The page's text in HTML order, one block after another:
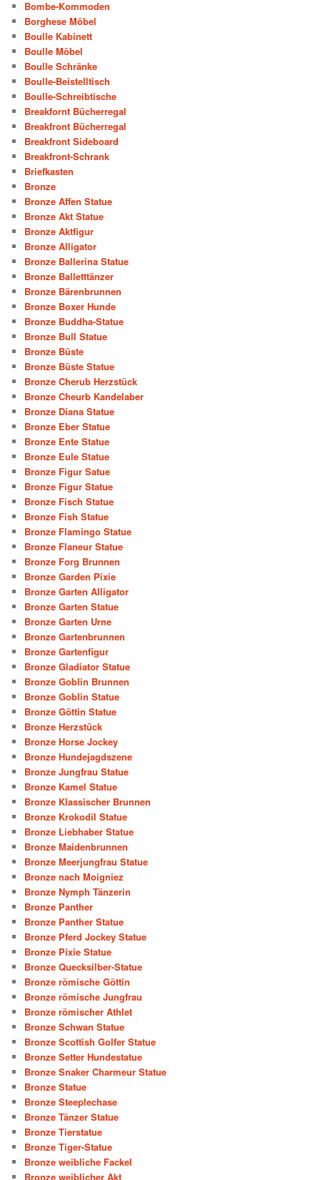
Bombe-Kommoden
Borghese Möbel
Boulle Kabinett
Boulle Möbel
Boulle Schränke
Boulle-Beistelltisch
Boulle-Schreibtische
Breakfornt Bücherregal
Breakfront Bücherregal
Breakfront Sideboard
Breakfront-Schrank
Briefkasten
Bronze
Bronze Affen Statue
Bronze Akt Statue
Bronze Aktfigur
Bronze Alligator
Bronze Ballerina Statue
Bronze Balletttänzer
Bronze Bärenbrunnen
Bronze Boxer Hunde
Bronze Buddha-Statue
Bronze Bull Statue
Bronze Büste
Bronze Büste Statue
Bronze Cherub Herzstück
Bronze Cheurb Kandelaber
Bronze Diana Statue
Bronze Eber Statue
Bronze Ente Statue
Bronze Eule Statue
Bronze Figur Satue
Bronze Figur Statue
Bronze Fisch Statue
Bronze Fish Statue
Bronze Flamingo Statue
Bronze Flaneur Statue
Bronze Forg Brunnen
Bronze Garden Pixie
Bronze Garten Alligator
Bronze Garten Statue
Bronze Garten Urne
Bronze Gartenbrunnen
Bronze Gartenfigur
Bronze Gladiator Statue
Bronze Goblin Brunnen
Bronze Goblin Statue
Bronze Göttin Statue
Bronze Herzstück
Bronze Horse Jockey
Bronze Hundejagdszene
Bronze Jungfrau Statue
Bronze Kamel Statue
Bronze Klassischer Brunnen
Bronze Krokodil Statue
Bronze Liebhaber Statue
Bronze Maidenbrunnen
Bronze Meerjungfrau Statue
Bronze nach Moigniez
Bronze Nymph Tänzerin
Bronze Panther
Bronze Panther Statue
Bronze Pferd Jockey Statue
Bronze Pixie Statue
Bronze Quecksilber-Statue
Bronze römische Göttin
Bronze römische Jungfrau
Bronze römischer Athlet
Bronze Schwan Statue
Bronze Scottish Golfer Statue
Bronze Setter Hundestatue
Bronze Snaker Charmeur Statue
Bronze Statue
Bronze Steeplechase
Bronze Tänzer Statue
Bronze Tierstatue
Bronze Tiger-Statue
Bronze weibliche Fackel
Bronze weiblicher Akt